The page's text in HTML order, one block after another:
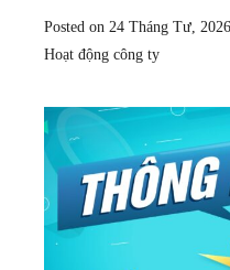
Posted on 24 Tháng Tư, 2026
Hoạt động công ty